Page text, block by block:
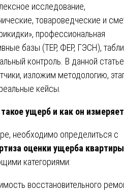
исследование,
товароведческие и
профессиональная
базы (ТЕР, ФЕР, ГЭСН),
контроль. В данной
изложим методологию,
кейсы.
ущерб и как он
необходимо определиться с
оценки ущерба квартиры
категориями:
восстановительного